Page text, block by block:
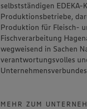
selbstständigen
Produktionsbetriebe,
Produktion für Fleisch-
Fischverarbeitung
wegweisend in Sachen
verantwortungsvolles
MEHR ZUM